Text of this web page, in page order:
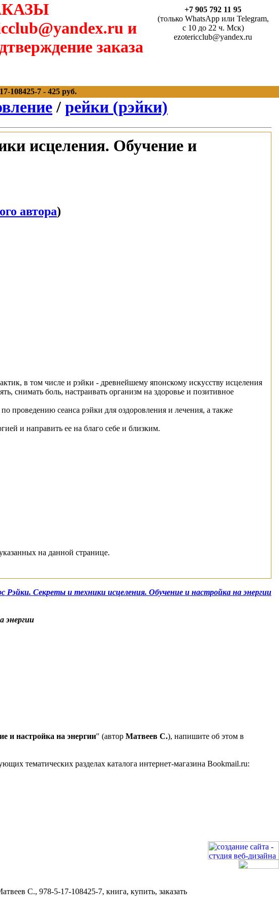
и
заказа
+7 905 792 11 95
(только WhatsApp или Telegram,
с 10 до 22 ч. Мск)
ezotericclub@yandex.ru
108425-7 - 425 руб.
/ рейки (рэйки)
исцеления. Обучение и
автора)
в том числе и рэйки - древнейшему японскому искусству исцеления
снимать боль, настраивать организм на здоровье и позитивное
проведению сеанса рэйки для оздоровления и лечения, а также
и направить ее на благо себе и близким.
на данной странице.
Рэйки. Секреты и техники исцеления. Обучение и настройка на энергии
энергии
и настройка на энергии" (автор Матвеев С.), напишите об этом в
тематических разделах каталога интернет-магазина Bookmail.ru:
С., 978-5-17-108425-7, книга, купить, заказать